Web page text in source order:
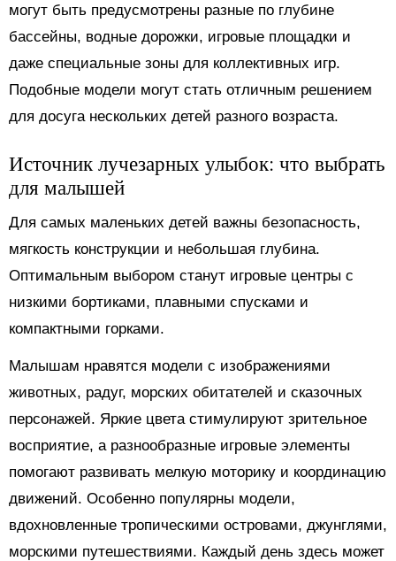
могут быть предусмотрены разные по глубине
бассейны, водные дорожки, игровые площадки и
даже специальные зоны для коллективных игр.
Подобные модели могут стать отличным решением
для досуга нескольких детей разного возраста.
Источник лучезарных улыбок: что выбрать
для малышей
Для самых маленьких детей важны безопасность,
мягкость конструкции и небольшая глубина.
Оптимальным выбором станут игровые центры с
низкими бортиками, плавными спусками и
компактными горками.
Малышам нравятся модели с изображениями
животных, радуг, морских обитателей и сказочных
персонажей. Яркие цвета стимулируют зрительное
восприятие, а разнообразные игровые элементы
помогают развивать мелкую моторику и координацию
движений. Особенно популярны модели,
вдохновленные тропическими островами, джунглями,
морскими путешествиями. Каждый день здесь может